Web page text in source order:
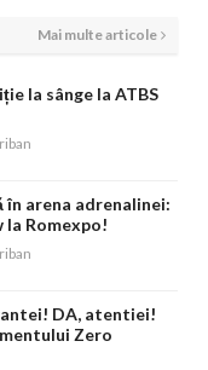
Mai multe articole
la sânge la ATBS
arena adrenalinei:
la Romexpo!
DA, atentiei!
Zero